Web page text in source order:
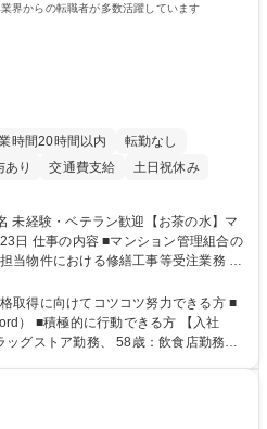
からの転職者が多数活躍しています
時間20時間以内
転勤なし
あり 交通費支給 土日祝休み
組合の
当物件における修繕工事等受注業務 ■
らの転職者が多数活躍しています
ンティヴで平均約100万円/年（昨年度
円/月 ★親会社である株式会社合
して、質の高いサービスと適性価格を
取得に向けてコツコツ努力できる方 ■
【入社
務、 58歳：飲食店勤務
ックス制度、未経験からでも下限年収